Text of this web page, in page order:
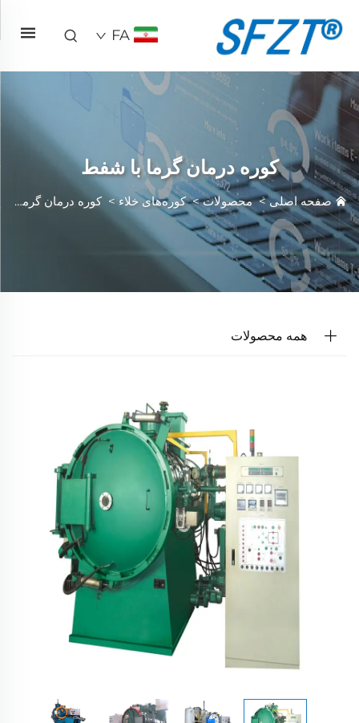
FA
کوره درمان گرما با شفط
صفحه اصلی>محصولات>کوره‌های خلاء>کوره درمان گرما با شفط
همه محصولات